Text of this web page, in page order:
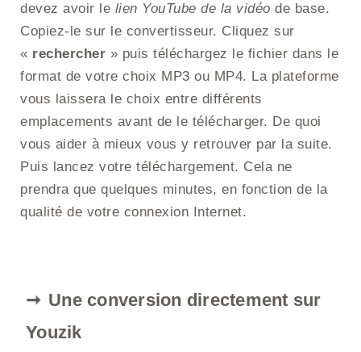
devez avoir le lien YouTube de la vidéo de base.
Copiez-le sur le convertisseur. Cliquez sur
« rechercher » puis téléchargez le fichier dans le
format de votre choix MP3 ou MP4. La plateforme
vous laissera le choix entre différents
emplacements avant de le télécharger. De quoi
vous aider à mieux vous y retrouver par la suite.
Puis lancez votre téléchargement. Cela ne
prendra que quelques minutes, en fonction de la
qualité de votre connexion Internet.
Une conversion directement sur
Youzik